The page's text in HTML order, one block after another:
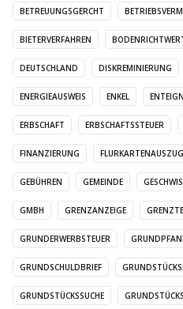
BETREUUNGSGERCHT
BIETERVERFAHREN
DEUTSCHLAND DISKREMINIERUNG
ENERGIEAUSWEIS ENKEL
ERBSCHAFT ERBSCHAFTSSTEUER
FINANZIERUNG FLURKARTENAUSZUG
GEBÜHREN GEMEINDE
GMBH GRENZANZEIGE
GRUNDERWERBSTEUER
GRUNDSCHULDBRIEF
GRUNDSTÜCKSSUCHE